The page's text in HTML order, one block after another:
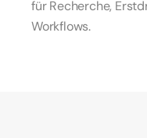
für Recherche,
Workflows.